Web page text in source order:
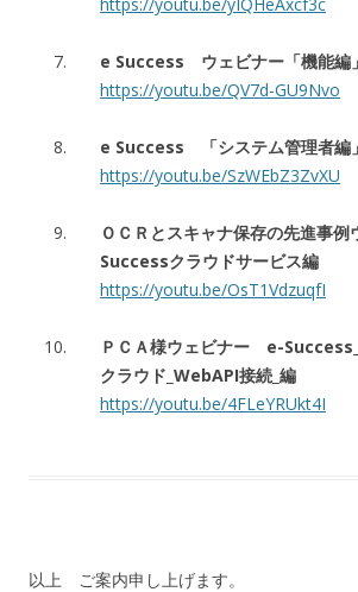
e Success ウェビナー「機能編」
https://youtu.be/QV7d-GU9Nvo
e Success 「システム管理者編」
https://youtu.be/SzWEbZ3ZvXU
ＯＣＲとスキャナ保存の先進事
Successクラウドサービス編
https://youtu.be/OsT1VdzuqfI
ＰＣＡ様ウェビナー e-
クラウド_WebAPI接続_編
https://youtu.be/4FLeYRUkt4I
以上 ご案内申し上げます。